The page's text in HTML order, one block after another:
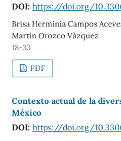
DOI: https://doi.org/
Brisa Herminia Campos
Martín Orozco Vázquez
18-33
PDF
Contexto actual de la
México
DOI: https://doi.org/